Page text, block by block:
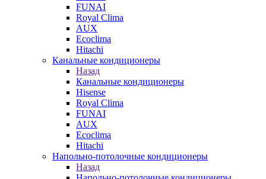
FUNAI
Royal Clima
AUX
Ecoclima
Hitachi
Канальные кондиционеры
Назад
Канальные кондиционеры
Hisense
Royal Clima
FUNAI
AUX
Ecoclima
Hitachi
Напольно-потолочные кондиционеры
Назад